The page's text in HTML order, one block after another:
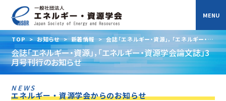
TOP > お知らせ > 新着情報 > 会誌「エネルギー・資源」，「エネルギー・資
源学会論文誌」3月号刊行のお知らせ
会誌「エネルギー・資源」，「エネルギー・資源学会論文誌」3
月号刊行のお知らせ
NEWS
エネルギー・資源学会からのお知らせ